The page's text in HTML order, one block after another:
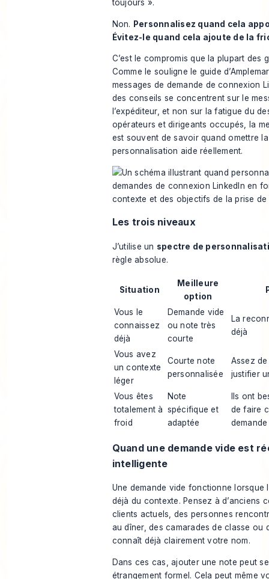
toujours ».
Non. Personnalisez quand cela
Évitez-le quand cela ajoute de la
C’est le compromis que la plupart des
Comme le souligne le guide
messages de demande de connexion
des conseils se concentrent sur le
l’expéditeur, et non sur la fatigue du
opérateurs et dirigeants occupés, la
est souvent de savoir quand omettre
personnalisation aide réellement.
Les trois niveaux
J’utilise un spectre de
règle absolue.
Situation
Meilleure
option
Vous le
connaissez
déjà
Demande vide
ou note très
courte
La
déjà
Vous avez
un contexte
léger
Courte note
personnalisée
Assez
justifier
Vous êtes
totalement à
froid
Note
spécifique et
adaptée
Ils ont
de faire
demande
Quand une demande vide est
intelligente
Une demande vide fonctionne lorsque
déjà du contexte. Pensez à d’anciens
clients actuels, des personnes
au dîner, des camarades de classe ou
connaît déjà clairement votre nom.
Dans ces cas, ajouter une note peut
étrangement formel. Cela peut même